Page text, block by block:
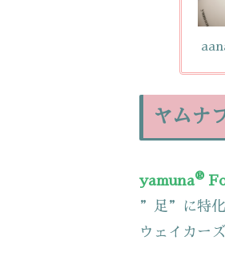
ヤムナ
yamuna®
”足”に特化
ウェイカー